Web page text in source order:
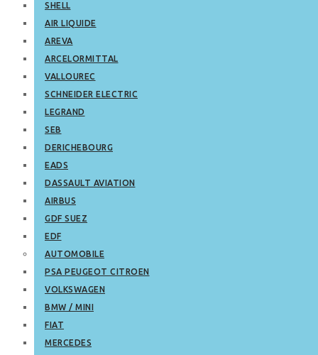
SHELL
AIR LIQUIDE
AREVA
ARCELORMITTAL
VALLOUREC
SCHNEIDER ELECTRIC
LEGRAND
SEB
DERICHEBOURG
EADS
DASSAULT AVIATION
AIRBUS
GDF SUEZ
EDF
AUTOMOBILE
PSA PEUGEOT CITROEN
VOLKSWAGEN
BMW / MINI
FIAT
MERCEDES